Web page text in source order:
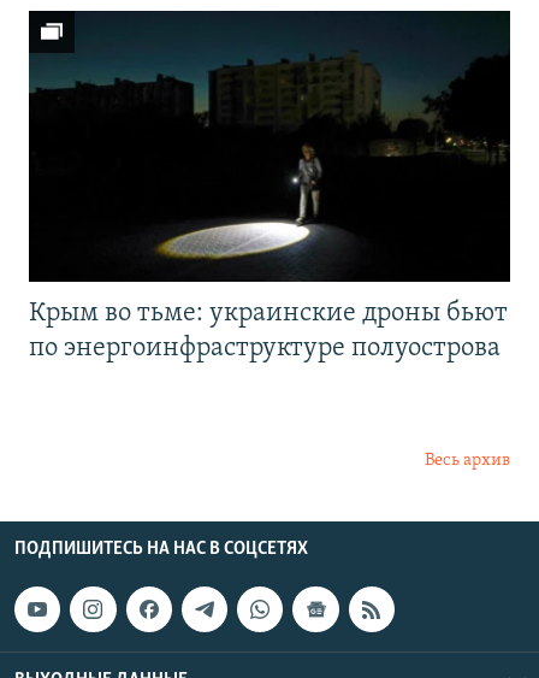
Крым во тьме: украинские дроны бьют
по энергоинфраструктуре полуострова
Весь архив
ПОДПИШИТЕСЬ НА НАС В СОЦСЕТЯХ